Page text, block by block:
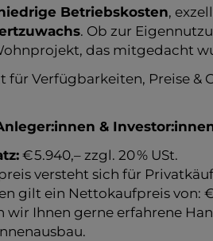
Betriebskosten,
. Ob zur
das mitgedacht
für Verfügbarkeiten, Preise &
&
€ 5.940,– zzgl. 20 % USt.
versteht sich für
gilt ein Nettokaufpreis von: €
wir Ihnen gerne erfahrene